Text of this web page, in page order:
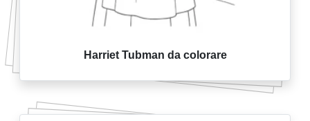
Harriet Tubman da colorare